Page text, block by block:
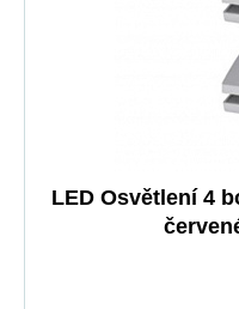
LED Osvětlení 4